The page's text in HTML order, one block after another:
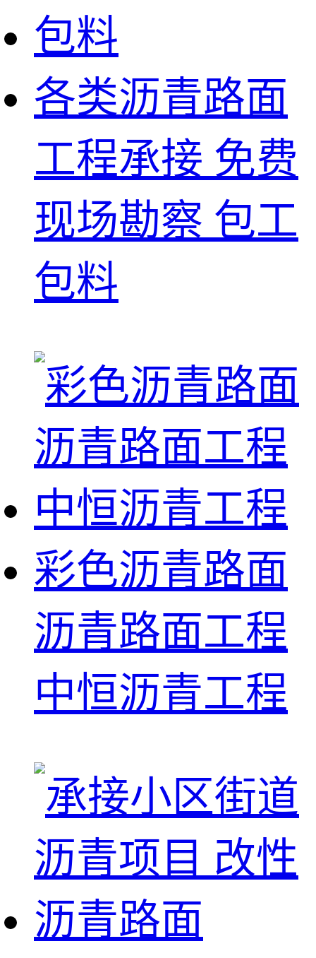
各类沥青路面
工程承接 免费
现场勘察 包工
包料
彩色沥青路面
沥青路面工程
中恒沥青工程